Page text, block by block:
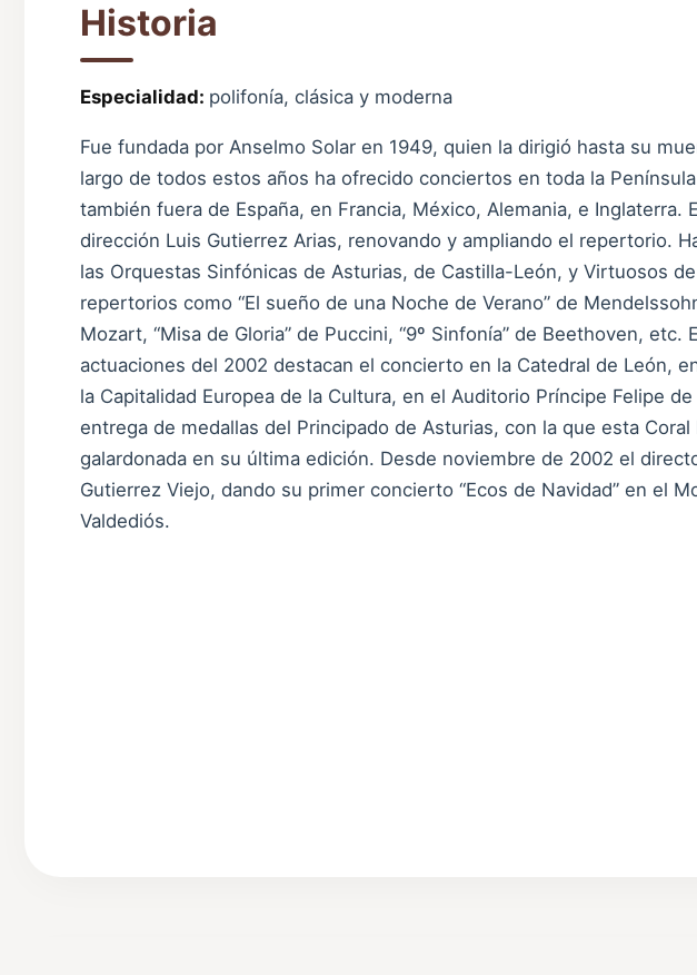
Historia
Especialidad: polifonía, clásica y moderna
Fue fundada por Anselmo Solar en 1949, quien la dirigió hasta su
largo de todos estos años ha ofrecido conciertos en toda la
también fuera de España, en Francia, México, Alemania, e Inglaterra.
dirección Luis Gutierrez Arias, renovando y ampliando el repertorio.
las Orquestas Sinfónicas de Asturias, de Castilla-León, y Virtuosos
repertorios como “El sueño de una Noche de Verano” de
Mozart, “Misa de Gloria” de Puccini, “9º Sinfonía” de Beethoven, etc.
actuaciones del 2002 destacan el concierto en la Catedral de León,
la Capitalidad Europea de la Cultura, en el Auditorio Príncipe Felipe
entrega de medallas del Principado de Asturias, con la que esta Coral
galardonada en su última edición. Desde noviembre de 2002 el
Gutierrez Viejo, dando su primer concierto “Ecos de Navidad” en el
Valdediós.